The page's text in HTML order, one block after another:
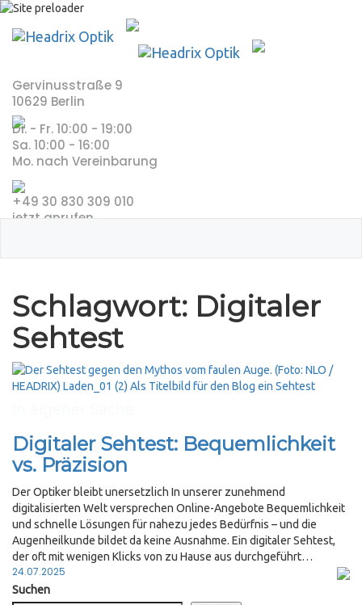
Skip
content
Gervinusstraße 9
10629 Berlin
Di. - Fr. 10:00 - 19:00
Sa. 10:00 - 16:00
Mo. nach Vereinbarung
+49 30 830 309 010
jetzt anrufen
Schlagwort: Digitaler
Sehtest
Digitaler Sehtest: Bequemlichkeit
vs. Präzision
Der Optiker bleibt unersetzlich In unserer zunehmend
digitalisierten Welt versprechen Online-Angebote Bequemlichkeit
und schnelle Lösungen für nahezu jedes Bedürfnis – und die
Augenheilkunde bildet da keine Ausnahme. Ein digitaler Sehtest,
der oft mit wenigen Klicks von zu Hause aus durchgeführt…
Posted
on
24.07.2025
Suchen